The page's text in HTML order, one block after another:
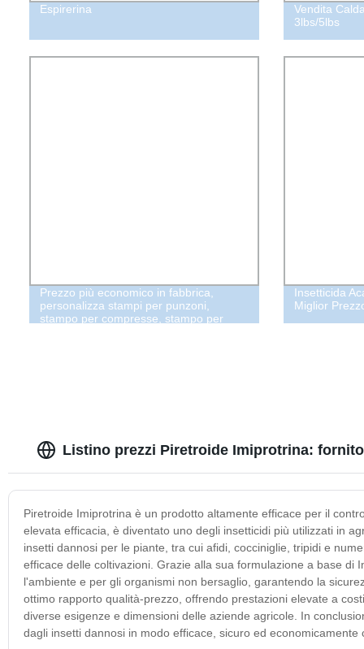
Espirerina
Vendita
3lbs/5lbs
Prezzo più economico in fabbrica,
personalizza stampi per punzoni,
stampo per compresse, stampo per
Insetticida
Miglior
Listino prezzi Piretroide Imiprotrina:
Piretroide Imiprotrina è un prodotto altamente efficace per il
elevata efficacia, è diventato uno degli insetticidi più utilizzati in
insetti dannosi per le piante, tra cui afidi, cocciniglie, tripidi e
efficace delle coltivazioni. Grazie alla sua formulazione a base
l'ambiente e per gli organismi non bersaglio, garantendo la
ottimo rapporto qualità-prezzo, offrendo prestazioni elevate a
diverse esigenze e dimensioni delle aziende agricole. In
dagli insetti dannosi in modo efficace, sicuro ed economicamente